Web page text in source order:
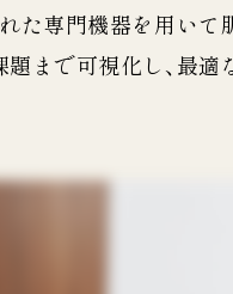
た専門機器を用い
まで可視化し、最適